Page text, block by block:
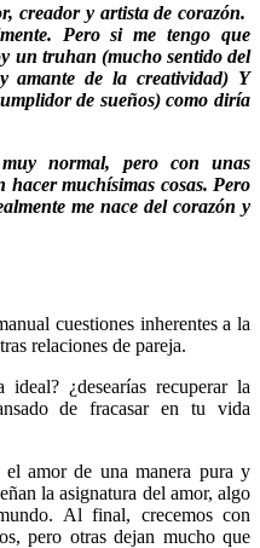
creador y artista de corazón.
Pero si me tengo que
un truhan (mucho sentido del
amante de la creatividad) Y
de sueños) como diría
normal, pero con unas
hacer muchísimas cosas. Pero
me nace del corazón y
cuestiones inherentes a la
relaciones de pareja.
¿desearías recuperar la
de fracasar en tu vida
amor de una manera pura y
la asignatura del amor, algo
Al final, crecemos con
pero otras dejan mucho que